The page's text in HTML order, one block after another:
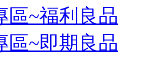
區~福利良品
區~即期良品